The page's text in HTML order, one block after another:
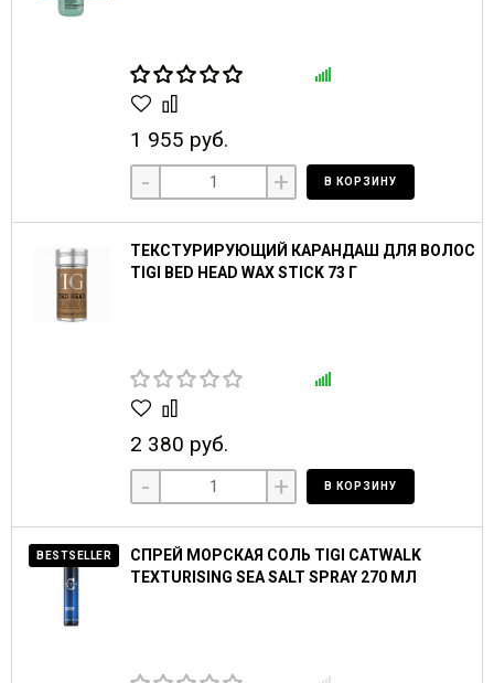
1 955 руб.
- + В КОРЗИНУ
ТЕКСТУРИРУЮЩИЙ КАРАНДАШ ДЛЯ ВОЛОС
TIGI BED HEAD WAX STICK 73 Г
2 380 руб.
- + В КОРЗИНУ
BESTSELLER
СПРЕЙ МОРСКАЯ СОЛЬ TIGI CATWALK
TEXTURISING SEA SALT SPRAY 270 МЛ